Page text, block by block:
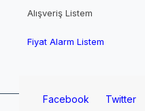
Alışveriş Listem
Fiyat Alarm Listem
Facebook Twitter